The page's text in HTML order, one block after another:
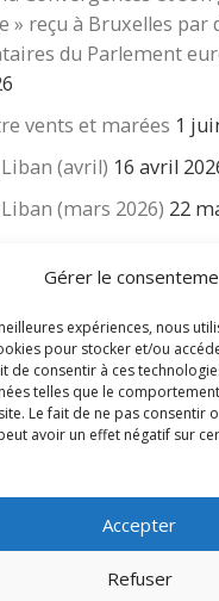
Gérer le
expériences, nous
pour stocker et/ou
de consentir à ces
telles que le
Le fait de ne pas consentir
avoir un effet négatif sur
Accepter
Refuser
» reçu à Bruxelles par
du Parlement
vents et marées 1
(avril) 16 avril
(mars 2026) 22
Educateur » décapitée ?
ses liens avec la revue
droits réservés